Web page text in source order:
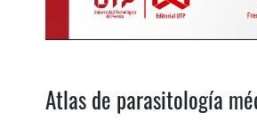
Atlas de parasitología